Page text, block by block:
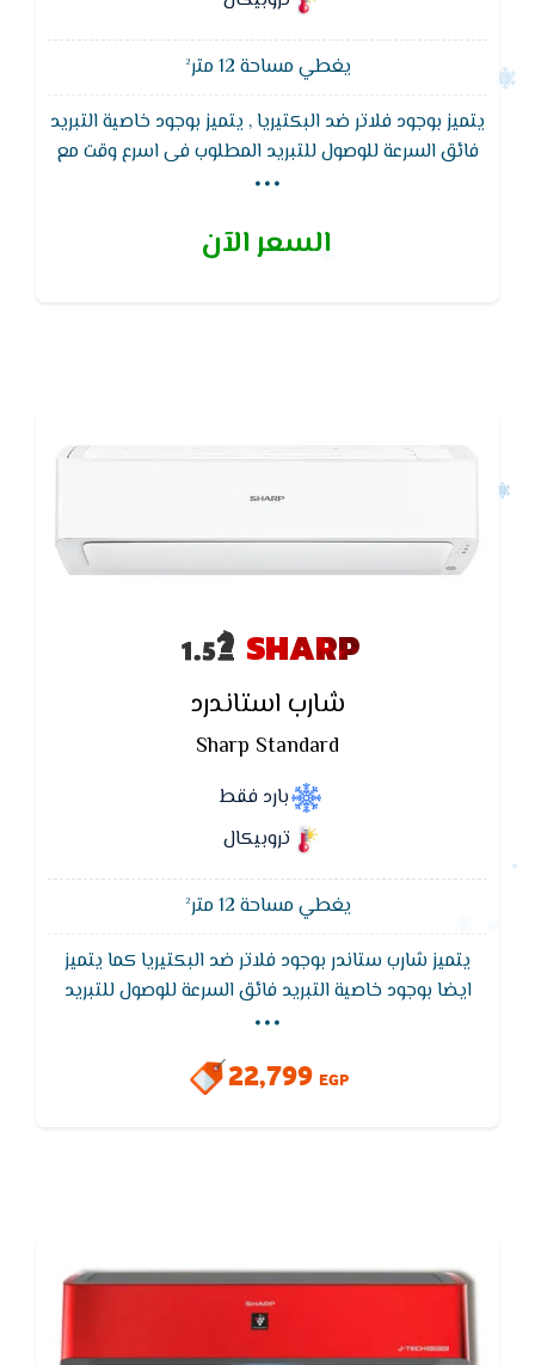
يغطي مساحة 12 متر²
يتميز بوجود فلاتر ضد البكتيريا , يتميز بوجود خاصية التبريد
فائق السرعة للوصول للتبريد المطلوب فى اسرع وقت مع
توفير فى التيار الكهربائى ويتميز بخاصية التشغيل
...
السعر الآن
SHARP
شارب استاندرد
Sharp Standard
بارد فقط
تروبيكال
يغطي مساحة 12 متر²
يتميز شارب ستاندر بوجود فلاتر ضد البكتيريا كما يتميز
ايضا بوجود خاصية التبريد فائق السرعة للوصول للتبريد
المطلوب فى اسرع وقت مع توفير فى التيار الكهربائى
الانقطاع
...
22,799 EGP